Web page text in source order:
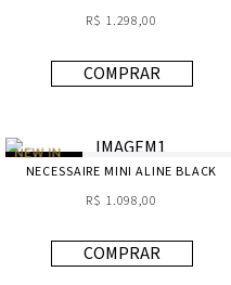
R$ 1.298,00
COMPRAR
NECESSAIRE MINI ALINE BLACK
R$ 1.098,00
COMPRAR